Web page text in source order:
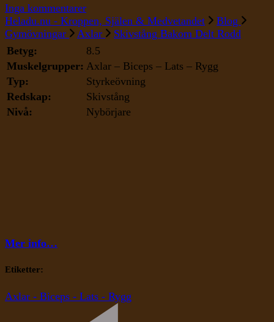
Inga kommentarertill
Skivstång
Bakom
Delt
Rodd
Heladu.nu - Kroppen, Själen & Medvetandet
Blog
Gymövningar
Axlar
Skivstång Bakom Delt Rodd
Betyg:
8.5
Muskelgrupper: Axlar – Biceps – Lats – Rygg
Typ:
Styrkeövning
Redskap:
Skivstång
Nivå:
Nybörjare
Mer info…
Etiketter:
Axlar - Biceps - Lats - Rygg
Inläggsnavigering